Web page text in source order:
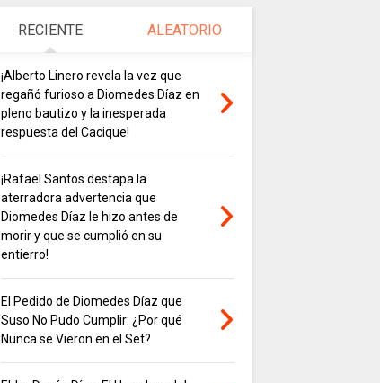
RECIENTE ALEATORIO
¡Alberto Linero revela la vez que
regañó furioso a Diomedes Díaz en
pleno bautizo y la inesperada
respuesta del Cacique!
¡Rafael Santos destapa la
aterradora advertencia que
Diomedes Díaz le hizo antes de
morir y que se cumplió en su
entierro!
El Pedido de Diomedes Díaz que
Suso No Pudo Cumplir: ¿Por qué
Nunca se Vieron en el Set?